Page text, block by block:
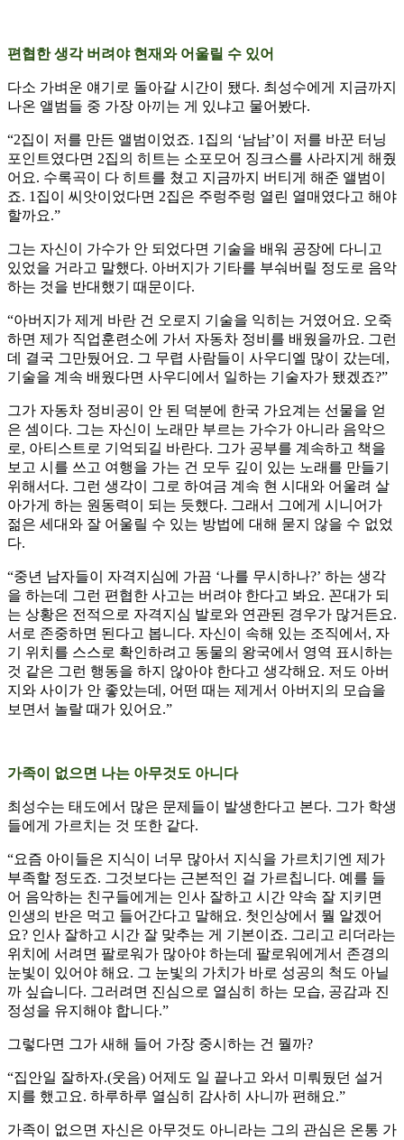
편협한 생각 버려야 현재와 어울릴 수 있어
다소 가벼운 얘기로 돌아갈 시간이 됐다. 최성수에게 지금까지
나온 앨범들 중 가장 아끼는 게 있냐고 물어봤다.
“2집이 저를 만든 앨범이었죠. 1집의 ‘남남’이 저를 바꾼 터닝
포인트였다면 2집의 히트는 소포모어 징크스를 사라지게 해줬
어요. 수록곡이 다 히트를 쳤고 지금까지 버티게 해준 앨범이
죠. 1집이 씨앗이었다면 2집은 주렁주렁 열린 열매였다고 해야
할까요.”
그는 자신이 가수가 안 되었다면 기술을 배워 공장에 다니고
있었을 거라고 말했다. 아버지가 기타를 부숴버릴 정도로 음악
하는 것을 반대했기 때문이다.
“아버지가 제게 바란 건 오로지 기술을 익히는 거였어요. 오죽
하면 제가 직업훈련소에 가서 자동차 정비를 배웠을까요. 그런
데 결국 그만뒀어요. 그 무렵 사람들이 사우디엘 많이 갔는데,
기술을 계속 배웠다면 사우디에서 일하는 기술자가 됐겠죠?”
그가 자동차 정비공이 안 된 덕분에 한국 가요계는 선물을 얻
은 셈이다. 그는 자신이 노래만 부르는 가수가 아니라 음악으
로, 아티스트로 기억되길 바란다. 그가 공부를 계속하고 책을
보고 시를 쓰고 여행을 가는 건 모두 깊이 있는 노래를 만들기
위해서다. 그런 생각이 그로 하여금 계속 현 시대와 어울려 살
아가게 하는 원동력이 되는 듯했다. 그래서 그에게 시니어가
젊은 세대와 잘 어울릴 수 있는 방법에 대해 묻지 않을 수 없었
다.
“중년 남자들이 자격지심에 가끔 ‘나를 무시하나?’ 하는 생각
을 하는데 그런 편협한 사고는 버려야 한다고 봐요. 꼰대가 되
는 상황은 전적으로 자격지심 발로와 연관된 경우가 많거든요.
서로 존중하면 된다고 봅니다. 자신이 속해 있는 조직에서, 자
기 위치를 스스로 확인하려고 동물의 왕국에서 영역 표시하는
것 같은 그런 행동을 하지 않아야 한다고 생각해요. 저도 아버
지와 사이가 안 좋았는데, 어떤 때는 제게서 아버지의 모습을
보면서 놀랄 때가 있어요.”
가족이 없으면 나는 아무것도 아니다
최성수는 태도에서 많은 문제들이 발생한다고 본다. 그가 학생
들에게 가르치는 것 또한 같다.
“요즘 아이들은 지식이 너무 많아서 지식을 가르치기엔 제가
부족할 정도죠. 그것보다는 근본적인 걸 가르칩니다. 예를 들
어 음악하는 친구들에게는 인사 잘하고 시간 약속 잘 지키면
인생의 반은 먹고 들어간다고 말해요. 첫인상에서 뭘 알겠어
요? 인사 잘하고 시간 잘 맞추는 게 기본이죠. 그리고 리더라는
위치에 서려면 팔로워가 많아야 하는데 팔로워에게서 존경의
눈빛이 있어야 해요. 그 눈빛의 가치가 바로 성공의 척도 아닐
까 싶습니다. 그러려면 진심으로 열심히 하는 모습, 공감과 진
정성을 유지해야 합니다.”
그렇다면 그가 새해 들어 가장 중시하는 건 뭘까?
“집안일 잘하자.(웃음) 어제도 일 끝나고 와서 미뤄뒀던 설거
지를 했고요. 하루하루 열심히 감사히 사니까 편해요.”
가족이 없으면 자신은 아무것도 아니라는 그의 관심은 온통 가